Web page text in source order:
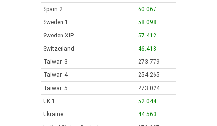
Spain 2
60.067
Sweden 1
58.098
Sweden XIP
57.412
Switzerland
46.418
Taiwan 3
273.779
Taiwan 4
254.265
Taiwan 5
273.024
UK 1
52.044
Ukraine
44.563